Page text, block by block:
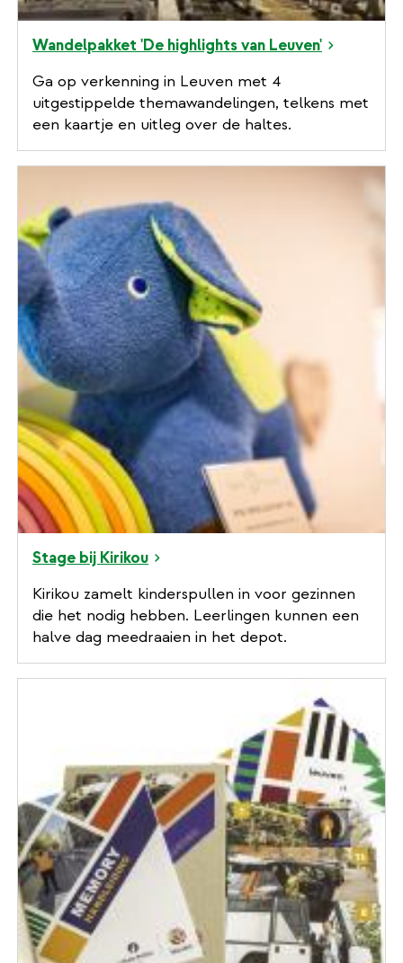
Wandelpakket 'De highlights van Leuven'
Ga op verkenning in Leuven met 4
uitgestippelde themawandelingen, telkens met
een kaartje en uitleg over de haltes.
Stage bij Kirikou
Kirikou zamelt kinderspullen in voor gezinnen
die het nodig hebben. Leerlingen kunnen een
halve dag meedraaien in het depot.